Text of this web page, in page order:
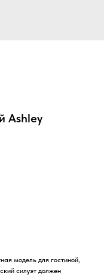
Ashley
модель для гостиной,
силуэт должен